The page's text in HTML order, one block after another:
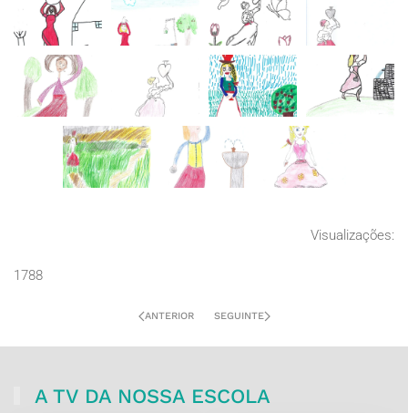
ZOOM ZOOM ZOOM
ZOOM ZOOM ZOOM ZOOM
ZOOM ZOOM ZOOM
Visualizações:
1788
ANTERIOR SEGUINTE
A TV DA NOSSA ESCOLA